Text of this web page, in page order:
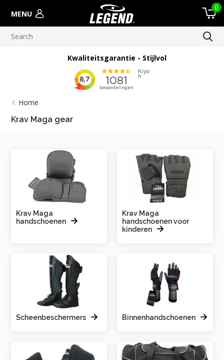
MENU
0
Kwaliteitsgarantie - Stijlvol
Home
Krav Maga gear
Krav Maga
handschoenen
Krav Maga
handschoenen voor
kinderen
Scheenbeschermers Binnenhandschoenen